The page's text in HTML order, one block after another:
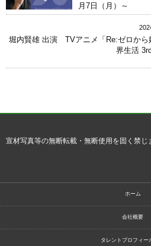
月7日（月）～
堀内賢雄 出演 TVアニメ「Re:ゼロから
界生活
宣材写真等の無断転載・無断使用を固く禁じ
ホーム
会社概要
タレントプロフィー